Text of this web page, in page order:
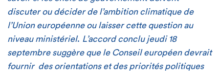
discuter ou décider de l’ambition climatique de
l’Union européenne ou laisser cette question au
niveau ministériel. L’accord conclu jeudi 18
septembre suggère que le Conseil européen devrait
fournir des orientations et des priorités politiques